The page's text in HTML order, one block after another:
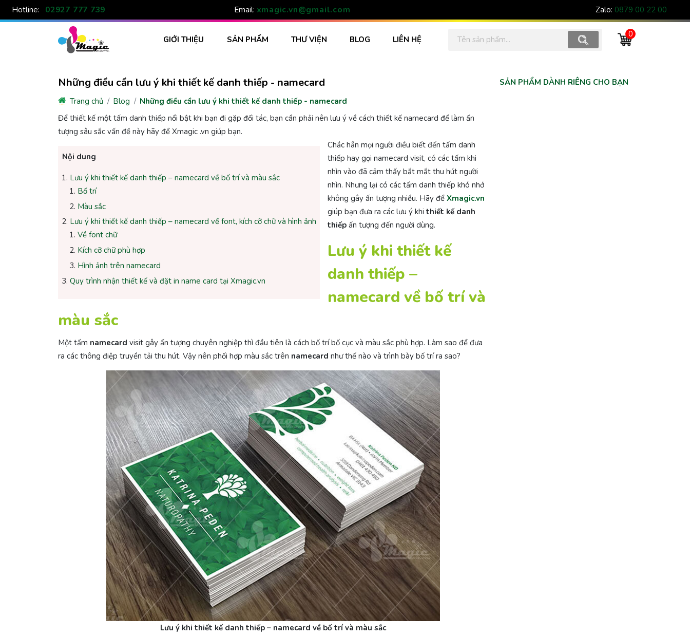
Những điều cần lưu ý khi thiết kế danh thiếp - namecard
Trang chủ Blog
Những điều cần lưu ý khi thiết kế danh thiếp - namecard
Để thiết kế một tấm danh thiếp nổi bật khi bạn đi gặp đối tác, bạn cần phải nên lưu ý về cách thiết kế namecard để làm ấn
tượng sâu sắc vấn đề này hãy để Xmagic .vn giúp bạn.
Nội dung
Lưu ý khi thiết kế danh thiếp – namecard về bố trí và màu sắc
Bố trí
Màu sắc
Lưu ý khi thiết kế danh thiếp – namecard về font, kích cỡ chữ và hình ảnh
Về font chữ
Kích cỡ chữ phù hợp
Hình ảnh trên namecard
Quy trình nhận thiết kế và đặt in name card tại Xmagic.vn
Chắc hẳn mọi người điều biết đến tấm danh
thiếp hay gọi namecard visit, có các tấm khi
nhìn vào đã cảm thấy bắt mắt thu hút người
nhìn. Nhưng lại có các tấm danh thiếp khó nhớ
không gây ấn tượng nhiều. Hãy đểXmagic.vn
giúp bạn đưa ra các lưu ý khithiết kế danh
thiếp ấn tượng đến người dùng.
Lưu ý khi thiết kế
danh thiếp –
namecard về bố trí và
màu sắc
Một tấm namecard visit gây ấn tượng chuyên nghiệp thì đầu tiên là cách bố trí bố cục và màu sắc phù hợp. Làm sao để đưa
ra các thông điệp truyền tải thu hút. Vậy nên phối hợp màu sắc trên namecard như thế nào và trình bày bố trí ra sao?
Lưu ý khi thiết kế danh thiếp – namecard về bố trí và màu sắc
SẢN PHẨM DÀNH RIÊNG CHO BẠN
Hotline: 02927 777 739 Email: xmagic.vn@gmail.com Zalo: 0879 00 22 00
GIỚI THIỆU SẢN PHẨM THƯ VIỆN BLOG LIÊN HỆ
0